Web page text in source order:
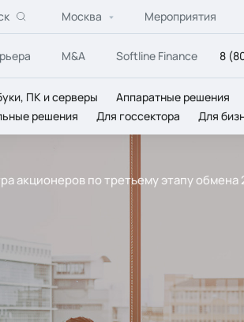
Москва Мероприятия
M&A Softline Finance 8
ПК и серверы Аппаратные решения
решения Для госсектора Для
по третьему этапу обмена